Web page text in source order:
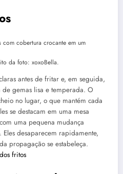
da foto: xoxoBella.
antes de fritar e, em seguida,
de gemas lisa e temperada. O
no lugar, o que mantém cada
se destacam em uma mesa
uma pequena mudança
desaparecem rapidamente,
propagação se estabeleça.
fritos